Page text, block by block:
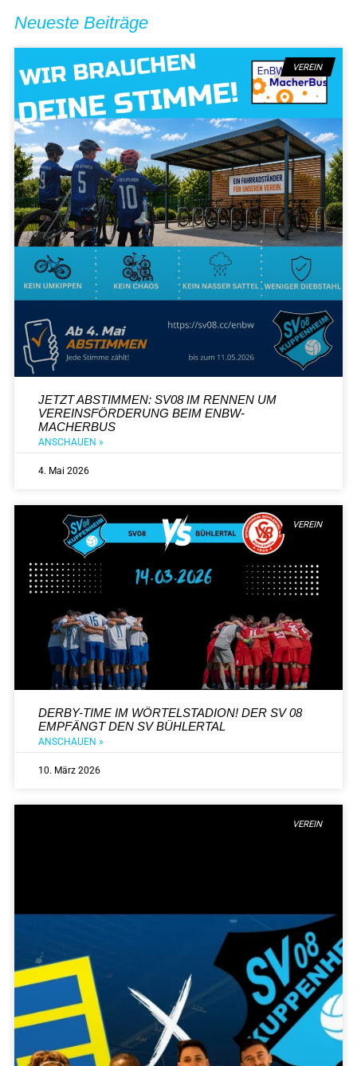
Neueste Beiträge
VEREIN
JETZT ABSTIMMEN: SV08 IM RENNEN UM
VEREINSFÖRDERUNG BEIM ENBW-
MACHERBUS
ANSCHAUEN »
4. Mai 2026
VEREIN
DERBY-TIME IM WÖRTELSTADION! DER SV 08
EMPFÄNGT DEN SV BÜHLERTAL
ANSCHAUEN »
10. März 2026
VEREIN